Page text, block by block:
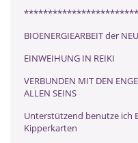
BIOENERGIEARBEIT der
EINWEIHUNG IN REIKI
VERBUNDEN MIT DEN
ALLEN SEINS
Unterstützend benutze ich
Kipperkarten